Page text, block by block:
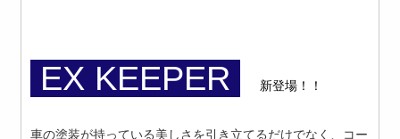
EX KEEPER 新登場！！
車の塗装が持っている美しさを引き立てるだけでなく、コー